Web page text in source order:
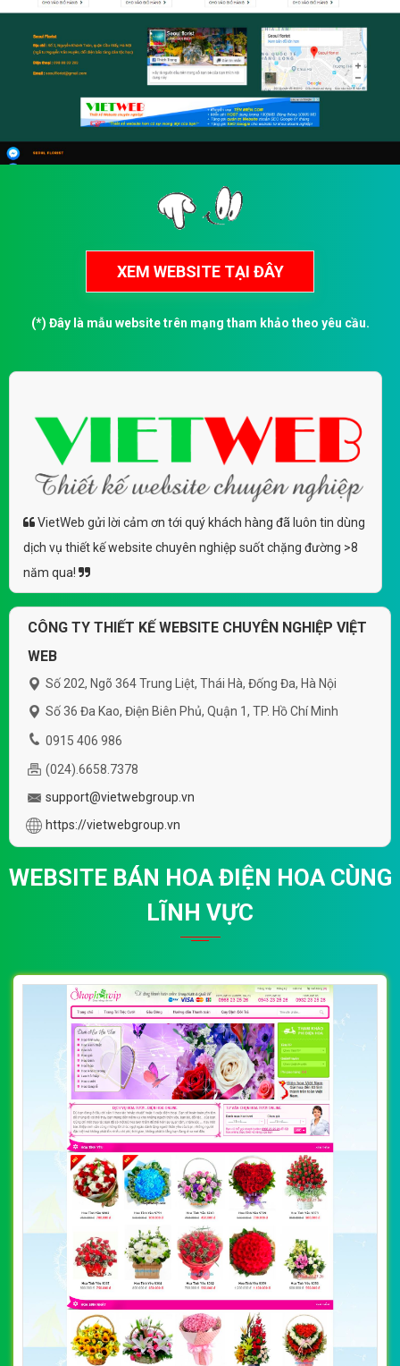
(*) Đây là mẫu website trên mạng tham khảo theo yêu cầu.
VietWeb gửi lời cảm ơn tới quý khách hàng đã luôn tin dùng
dịch vụ thiết kế website chuyên nghiệp suốt chặng đường >8
năm qua!
CÔNG TY THIẾT KẾ WEBSITE CHUYÊN NGHIỆP VIỆT
WEB
Số 202, Ngõ 364 Trung Liệt, Thái Hà, Đống Đa, Hà Nội
Số 36 Đa Kao, Điện Biên Phủ, Quận 1, TP. Hồ Chí Minh
0915 406 986
(024).6658.7378
support@vietwebgroup.vn
https://vietwebgroup.vn
WEBSITE BÁN HOA ĐIỆN HOA CÙNG
LĨNH VỰC